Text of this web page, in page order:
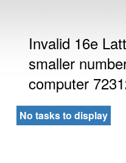
Invalid 16e
smaller
computer
No tasks to display